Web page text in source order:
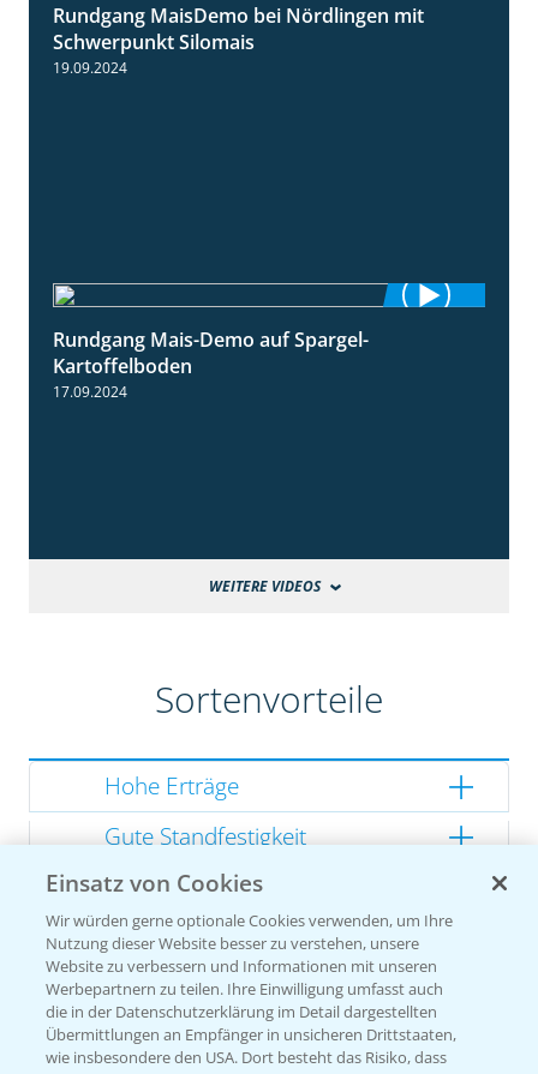
10:51
Rundgang MaisDemo bei Nördlingen mit
Schwerpunkt Silomais
19.09.2024
Rundgang Mais-Demo auf Spargel-
Kartoffelboden
17.09.2024
WEITERE VIDEOS
Sortenvorteile
Hohe Erträge
Gute Standfestigkeit
Gutes Dry Down
Gesunde Kolben
Sorteneinstufung nach
Einsatz von Cookies
Wir würden gerne optionale Cookies verwenden, um Ihre
Nutzung dieser Website besser zu verstehen, unsere
Website zu verbessern und Informationen mit unseren
Werbepartnern zu teilen. Ihre Einwilligung umfasst auch
die in der Datenschutzerklärung im Detail dargestellten
Übermittlungen an Empfänger in unsicheren Drittstaaten,
wie insbesondere den USA. Dort besteht das Risiko, dass